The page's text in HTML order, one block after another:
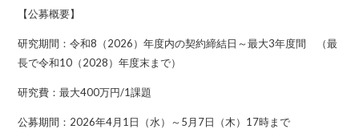
【公募概要】
研究期間：令和8（2026）年度内の契約締結日～最大3年度間 （最
長で令和10（2028）年度末まで）
研究費：最大400万円/1課題
公募期間：2026年4月1日（水）～5月7日（木）17時まで